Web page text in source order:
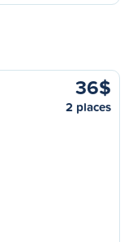
36$
2 places